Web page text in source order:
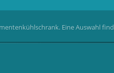
Eine Auswahl